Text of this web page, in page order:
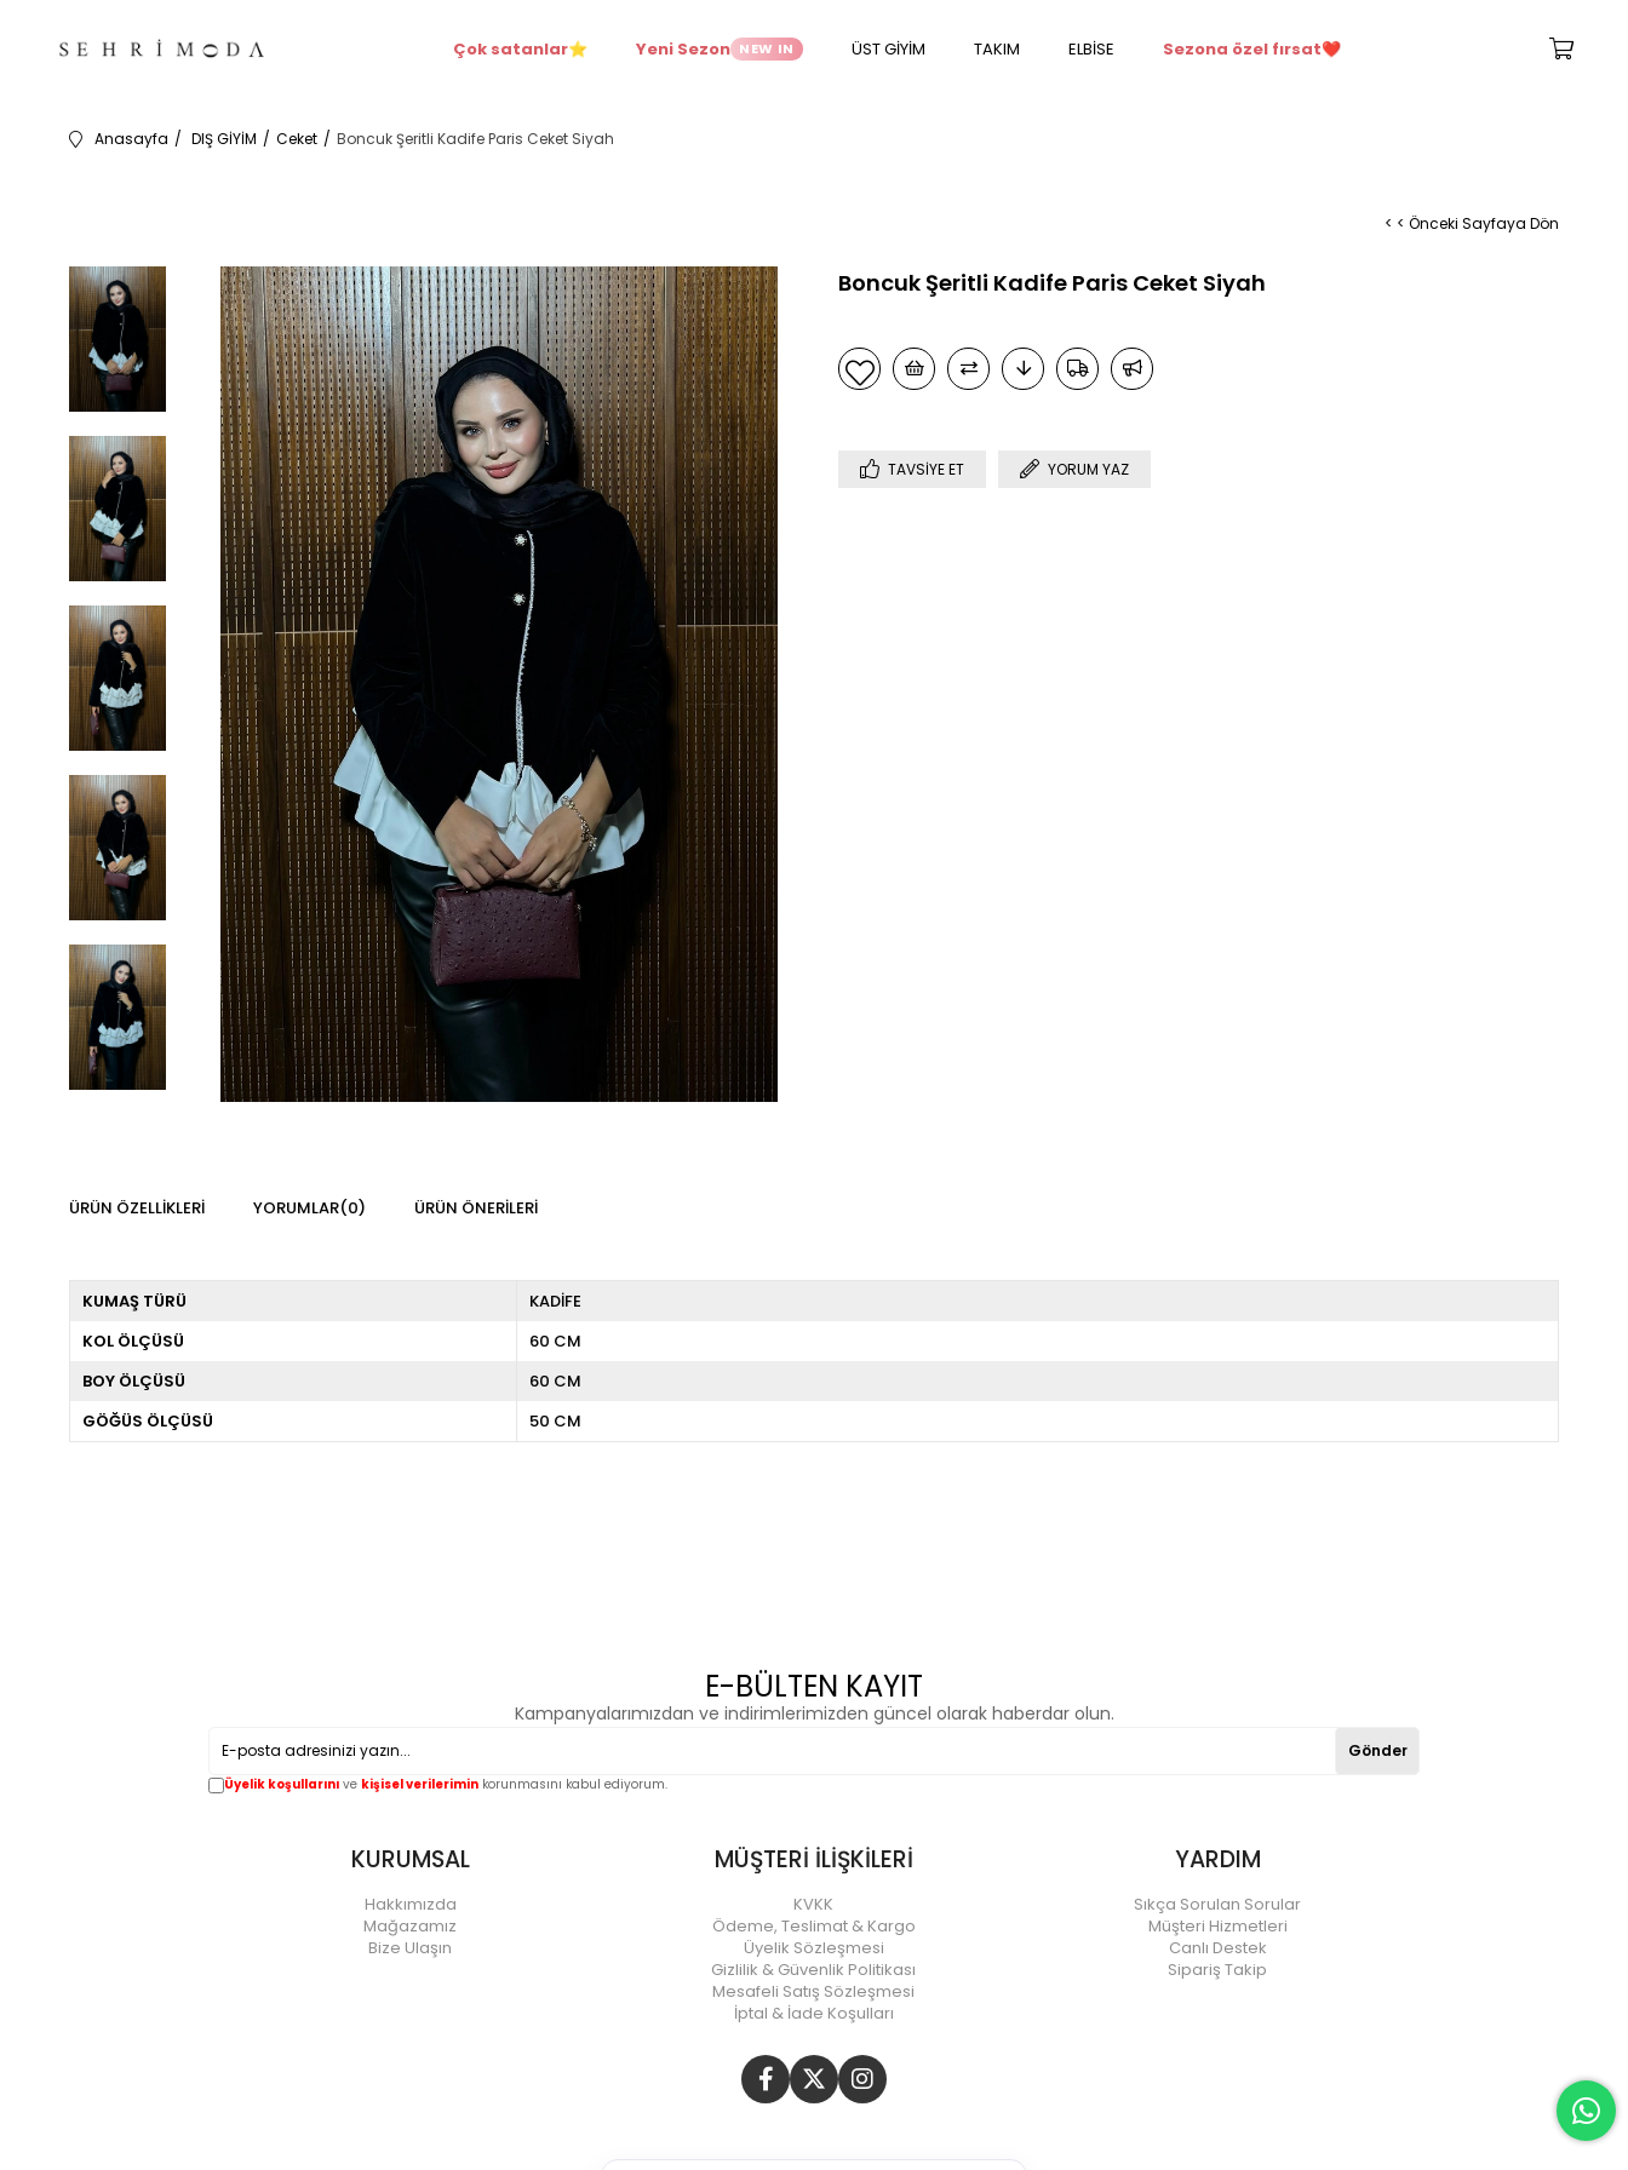
Çok satanlar⭐ Yeni Sezon NEW IN ÜST GİYİM TAKIM ELBİSE Sezona özel fırsat❤️
Anasayfa DIŞ GİYİM Ceket Boncuk Şeritli Kadife Paris Ceket Siyah
< < Önceki Sayfaya Dön
Boncuk Şeritli Kadife Paris Ceket Siyah
TAVSIYE ET YORUM YAZ
ÜRÜN ÖZELLIKLERI YORUMLAR(0) ÜRÜN ÖNERILERI
KUMAŞ TÜRÜ
KADİFE
KOL ÖLÇÜSÜ
60 CM
BOY ÖLÇÜSÜ
60 CM
GÖĞÜS ÖLÇÜSÜ
50 CM
E-BÜLTEN KAYIT
Kampanyalarımızdan ve indirimlerimizden güncel olarak haberdar olun.
Gönder
Üyelik koşullarını ve kişisel verilerimin korunmasını kabul ediyorum.
KURUMSAL
Hakkımızda
Mağazamız
Bize Ulaşın
MÜŞTERİ İLİŞKİLERİ
KVKK
Ödeme, Teslimat & Kargo
Üyelik Sözleşmesi
Gizlilik & Güvenlik Politikası
Mesafeli Satış Sözleşmesi
İptal & İade Koşulları
YARDIM
Sıkça Sorulan Sorular
Müşteri Hizmetleri
Canlı Destek
Sipariş Takip